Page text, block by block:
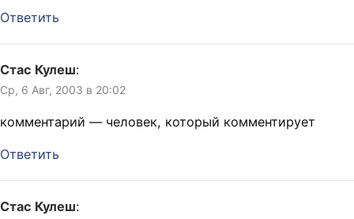
Ответить
Стас Кулеш:
Ср, 6 Авг, 2003 в 20:02
комментарий — человек, который комментирует
Ответить
Стас Кулеш: